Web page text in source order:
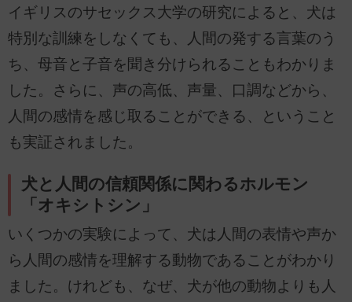
イギリスのサセックス大学の研究によると、犬は
特別な訓練をしなくても、人間の発する言葉のう
ち、母音と子音を聞き分けられることもわかりま
した。さらに、声の高低、声量、口調などから、
人間の感情を感じ取ることができる、ということ
も実証されました。
犬と人間の信頼関係に関わるホルモン
「オキシトシン」
いくつかの実験によって、犬は人間の表情や声か
ら人間の感情を理解する動物であることがわかり
ました。けれども、なぜ、犬が他の動物よりも人